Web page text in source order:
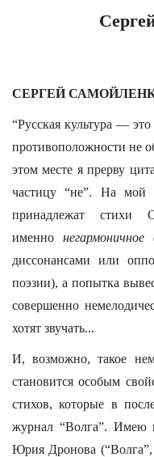
СЕРГЕЙ
“Русская культура —
противоположности не
этом месте я прерву
частицу “не”. На мой
принадлежат стихи
именно негармоничное
диссонансами или
поэзии), а попытка
совершенно
хотят звучать...
И, возможно, такое
становится особым
стихов, которые в
журнал “Волга”. Имею
Юрия Дронова